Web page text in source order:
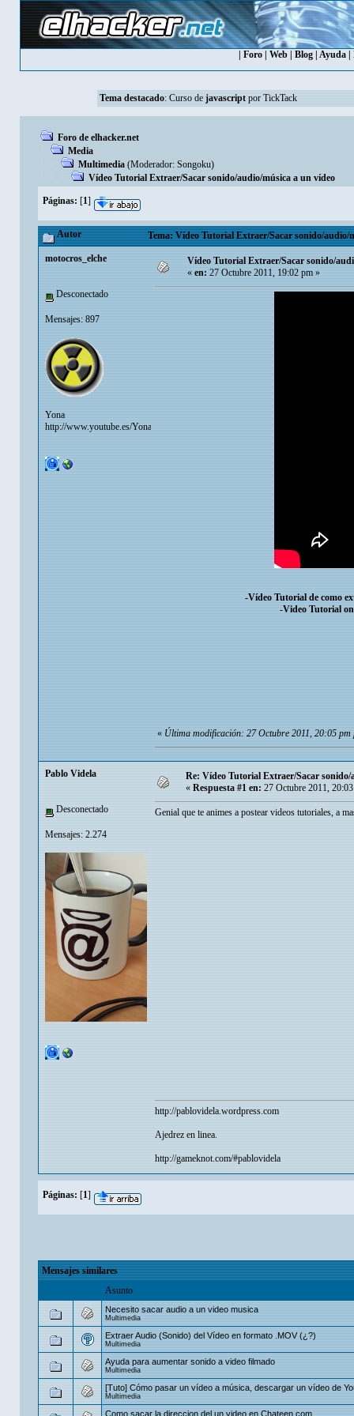
Foro| Web| Blog| Ayuda|
Tema destacado: Curso de javascriptpor TickTack
Foro de elhacker.net
Media
Multimedia (Moderador: Songoku)
Vídeo Tutorial Extraer/Sacar sonido/audio/música a un vídeo
Páginas: [1]
Autor Tema: Vídeo Tutorial Extraer/Sacar sonido/audio/
motocros_elche
Desconectado
Mensajes: 897
Yona
http://www.youtube.es/YonaTutorials
Vídeo Tutorial Extraer/Sacar sonido/
«en:27 Octubre 2011, 19:02 pm »
-Vídeo Tutorial de como
-Video Tutorial
«Última modificación: 27 Octubre 2011, 20:05 pm
Pablo Videla
Desconectado
Mensajes: 2.274
Re: Vídeo Tutorial Extraer/Sacar sonido/
« Respuesta #1 en: 27 Octubre 2011,
Genial que te animes a postear videos tutoriales, a
http://pablovidela.wordpress.com
Ajedrez en linea.
http://gameknot.com/#pablovidela
Páginas: [1]
Mensajes similares
Asunto
Necesito sacar audio a un video musica
Multimedia
Extraer Audio (Sonido) del Vídeo en formato .MOV (¿?)
Multimedia
Ayuda para aumentar sonido a video filmado
Multimedia
[Tuto] Cómo pasar un vídeo a música, descargar un vídeo de
Multimedia
Como sacar la direccion del un video en Chateen.com